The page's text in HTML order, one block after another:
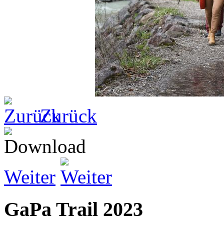
Zurück
Weiter
GaPa Trail 2023